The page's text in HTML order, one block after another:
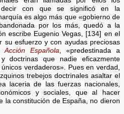
decir con que se significó en la
es algo más que «gobierno de
por los más, quedó a la
escribe Eugenio Vegas, [134] en el
su esfuerzo y con ayudas preciosas
Acción Española, «predestinada a
doctrinas que nadie eficazmente
verdaderos». Pues en verdad,
trebejos doctrinales asaltar el
laceria de las fuerzas nacionales,
y sociales, que al hacer
la constitución de España, no dieron